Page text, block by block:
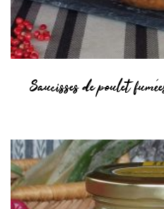
Saucisses de poulet